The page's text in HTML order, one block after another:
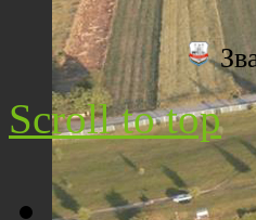
Плажа "Топољар" - Поглед
Scroll to top